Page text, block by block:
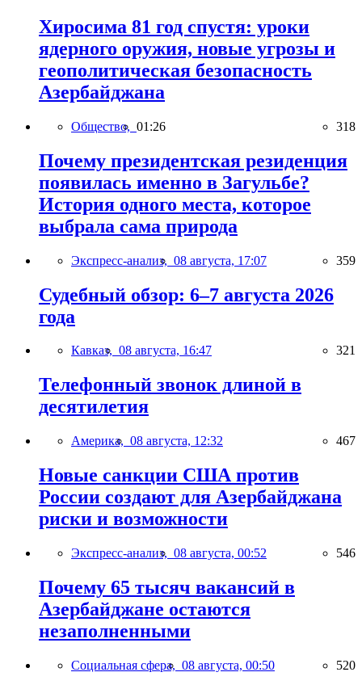
Хиросима 81 год спустя: уроки
ядерного оружия, новые угрозы и
геополитическая безопасность
Азербайджана
Общество, 01:26 318
Почему президентская резиденция
появилась именно в Загульбе?
История одного места, которое
выбрала сама природа
Экспресс-анализ, 08 августа, 17:07 359
Судебный обзор: 6–7 августа 2026
года
Кавказ, 08 августа, 16:47 321
Телефонный звонок длиной в
десятилетия
Америка, 08 августа, 12:32 467
Новые санкции США против
России создают для Азербайджана
риски и возможности
Экспресс-анализ, 08 августа, 00:52 546
Почему 65 тысяч вакансий в
Азербайджане остаются
незаполненными
Социальная сфера, 08 августа, 00:50 520